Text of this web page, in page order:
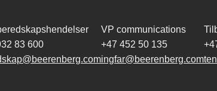
83 600
VP communications
+47 452 50 135
ingfar@beerenberg.com